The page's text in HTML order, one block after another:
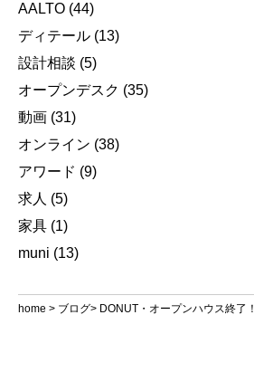
AALTO (44)
ディテール (13)
設計相談 (5)
オープンデスク (35)
動画 (31)
オンライン (38)
アワード (9)
求人 (5)
家具 (1)
muni (13)
home > ブログ> DONUT・オープンハウス終了！